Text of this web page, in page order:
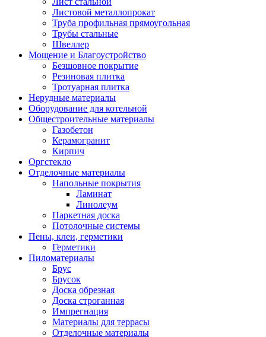
Листовой металлопрокат
Труба профильная прямоугольная
Трубы стальные
Швеллер
Мощение и Благоустройство
Безшовное покрытие
Резиновая плитка
Тротуарная плитка
Нерудные материалы
Оборудование для котельной
Общестроительные материалы
Газобетон
Керамогранит
Кирпич
Оргстекло
Отделочные материалы
Напольные покрытия
Ламинат
Линолеум
Паркетная доска
Потолочные системы
Пены, клеи, герметики
Герметики
Пиломатериалы
Брус
Брусок
Доска обрезная
Доска строганная
Импрегнация
Материалы для террасы
Отделочные материалы